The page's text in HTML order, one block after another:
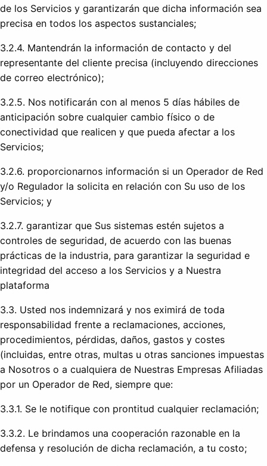
de los Servicios y garantizarán que dicha información sea
precisa en todos los aspectos sustanciales;
3.2.4. Mantendrán la información de contacto y del
representante del cliente precisa (incluyendo direcciones
de correo electrónico);
3.2.5. Nos notificarán con al menos 5 días hábiles de
anticipación sobre cualquier cambio físico o de
conectividad que realicen y que pueda afectar a los
Servicios;
3.2.6. proporcionarnos información si un Operador de Red
y/o Regulador la solicita en relación con Su uso de los
Servicios; y
3.2.7. garantizar que Sus sistemas estén sujetos a
controles de seguridad, de acuerdo con las buenas
prácticas de la industria, para garantizar la seguridad e
integridad del acceso a los Servicios y a Nuestra
plataforma
3.3. Usted nos indemnizará y nos eximirá de toda
responsabilidad frente a reclamaciones, acciones,
procedimientos, pérdidas, daños, gastos y costes
(incluidas, entre otras, multas u otras sanciones impuestas
a Nosotros o a cualquiera de Nuestras Empresas Afiliadas
por un Operador de Red, siempre que:
3.3.1. Se le notifique con prontitud cualquier reclamación;
3.3.2. Le brindamos una cooperación razonable en la
defensa y resolución de dicha reclamación, a tu costo;